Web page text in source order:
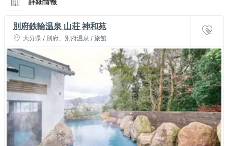
別府鉄輪温泉 山荘 神和苑
大分県 / 別府、別府温泉 / 旅館